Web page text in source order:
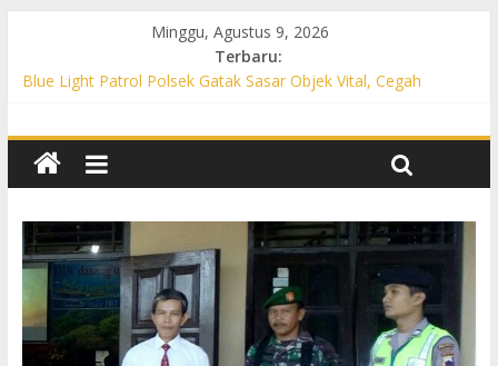
Minggu, Agustus 9, 2026
Terbaru:
Blue Light Patrol Polsek Gatak Sasar Objek Vital, Cegah
Permukiman, Antisipasi 3C dan Gangguan Kamtibmas
Patroli KRYD Polsek Baki Sisir Titik Rawan, Cegah 3C hingga
Patroli Blue Light Polsek Nguter Sasar Perbankan hingga
Permukiman, Antisipasi 3C dan Gangguan Kamtibmas
Blue Light Patrol Polsek Tawangsari Sisir Belasan Desa, Cegah
Kejahatan 3C dan Gangguan Kamtibmas